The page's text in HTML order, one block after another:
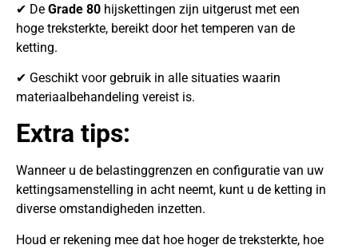
✔ De Grade 80 hijskettingen zijn uitgerust met een
hoge treksterkte, bereikt door het temperen van de
ketting.
✔ Geschikt voor gebruik in alle situaties waarin
materiaalbehandeling vereist is.
Extra tips:
Wanneer u de belastinggrenzen en configuratie van uw
kettingsamenstelling in acht neemt, kunt u de ketting in
diverse omstandigheden inzetten.
Houd er rekening mee dat hoe hoger de treksterkte, hoe